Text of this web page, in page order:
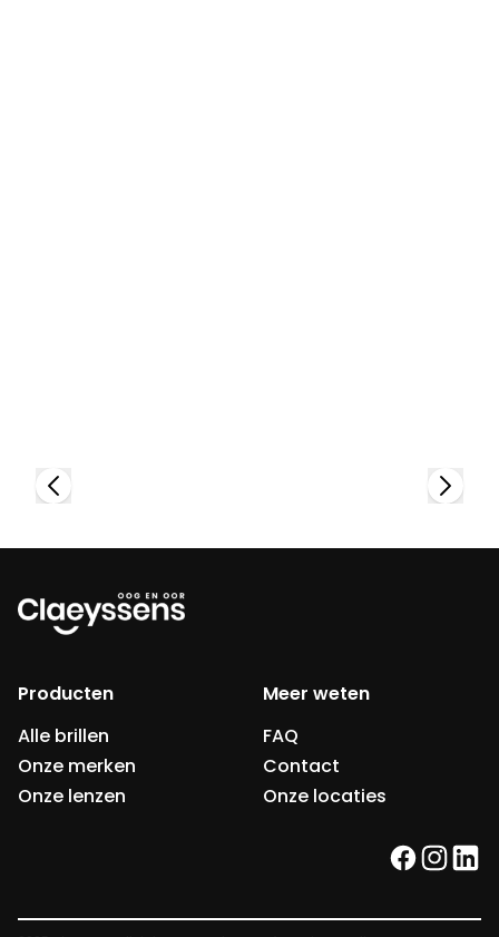
Producten
Alle brillen
Onze merken
Onze lenzen
Meer weten
FAQ
Contact
Onze locaties
facebook